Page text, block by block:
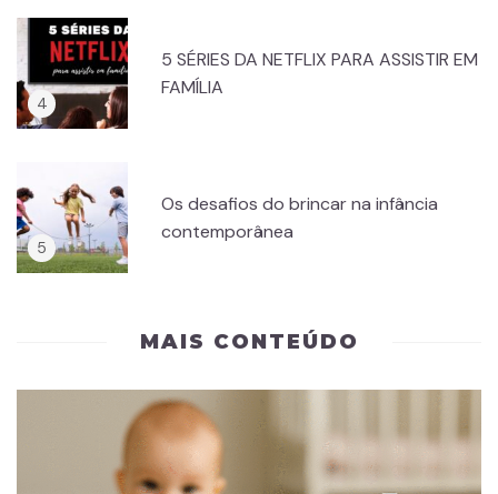
5 SÉRIES DA NETFLIX PARA ASSISTIR EM
FAMÍLIA
Os desafios do brincar na infância
contemporânea
MAIS CONTEÚDO